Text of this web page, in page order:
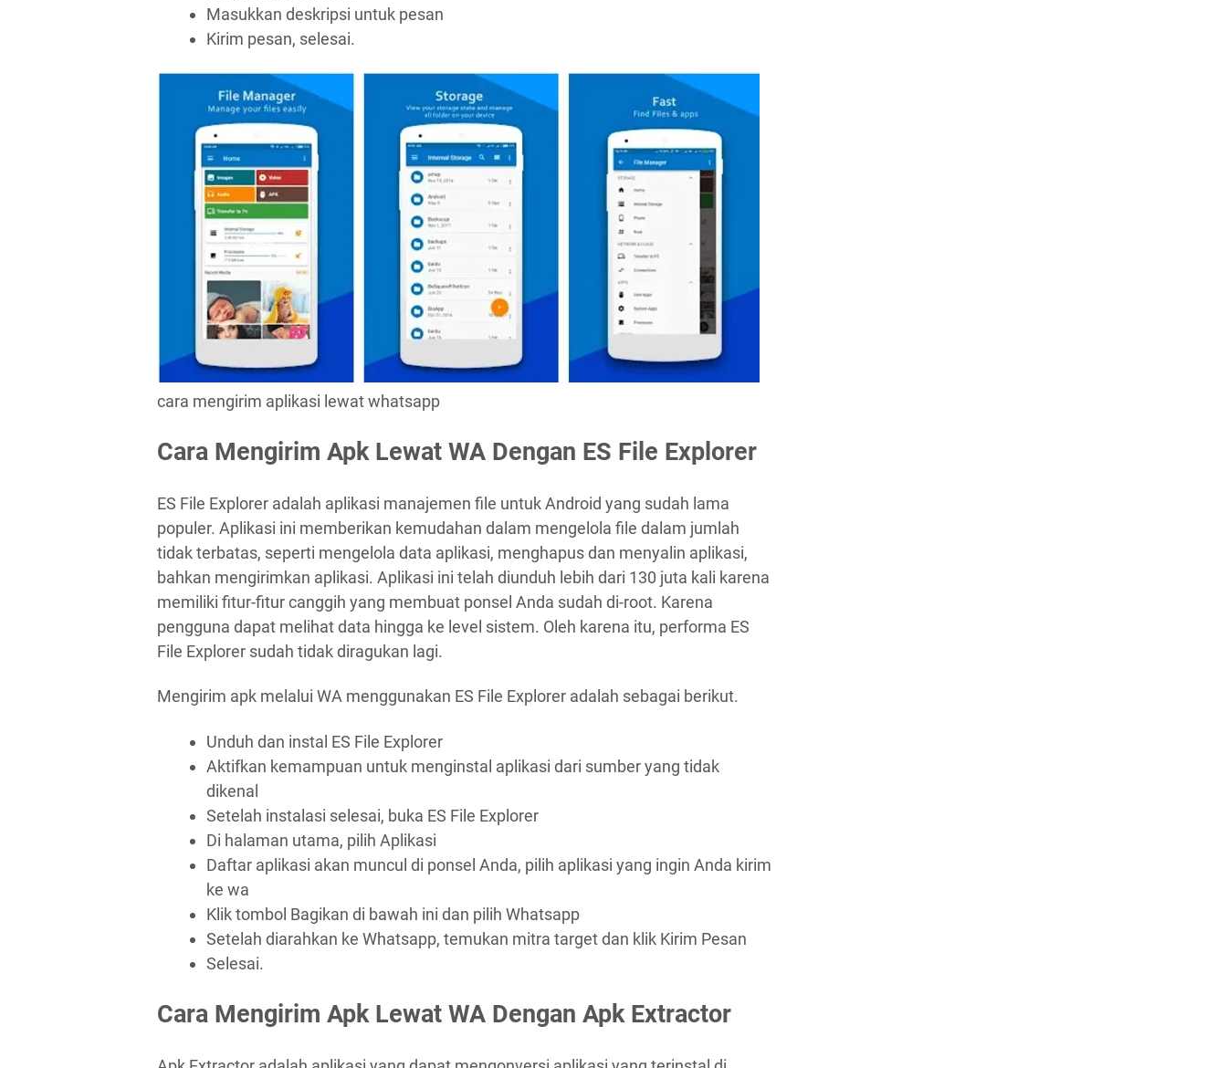
Masukkan deskripsi untuk pesan
Kirim pesan, selesai.
cara mengirim aplikasi lewat whatsapp
Cara Mengirim Apk Lewat WA Dengan ES File Explorer
ES File Explorer adalah aplikasi manajemen file untuk Android yang sudah lama
populer. Aplikasi ini memberikan kemudahan dalam mengelola file dalam jumlah
tidak terbatas, seperti mengelola data aplikasi, menghapus dan menyalin aplikasi,
bahkan mengirimkan aplikasi. Aplikasi ini telah diunduh lebih dari 130 juta kali karena
memiliki fitur-fitur canggih yang membuat ponsel Anda sudah di-root. Karena
pengguna dapat melihat data hingga ke level sistem. Oleh karena itu, performa ES
File Explorer sudah tidak diragukan lagi.
Mengirim apk melalui WA menggunakan ES File Explorer adalah sebagai berikut.
Unduh dan instal ES File Explorer
Aktifkan kemampuan untuk menginstal aplikasi dari sumber yang tidak
dikenal
Setelah instalasi selesai, buka ES File Explorer
Di halaman utama, pilih Aplikasi
Daftar aplikasi akan muncul di ponsel Anda, pilih aplikasi yang ingin Anda kirim
ke wa
Klik tombol Bagikan di bawah ini dan pilih Whatsapp
Setelah diarahkan ke Whatsapp, temukan mitra target dan klik Kirim Pesan
Selesai.
Cara Mengirim Apk Lewat WA Dengan Apk Extractor